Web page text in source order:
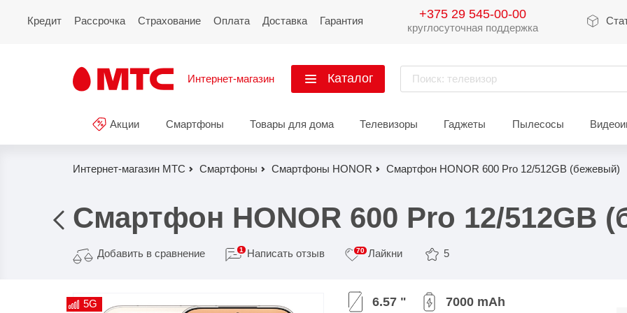
Кредит Рассрочка Страхование Оплата Доставка Гарантия +375 29 545-00-00
круглосуточная поддержка
Интернет-магазин Каталог Поиск: телевизор
Акции
Смартфоны
Смартфоны
Xiaomi 15
Xiaomi 14
Redmi 15
Redmi Note 15
Redmi 14
Показать еще
iPhone 16
iPhone 15
Показать еще
Galaxy
Galaxy
Восстановленные
смартфоны
Акции Смартфоны Товары для дома Телевизоры Гаджеты Пылесосы
Интернет-магазин МТС Смартфоны Смартфоны HONOR Смартфон HONOR 600 Pro 12/512GB (бежевый)
Смартфон HONOR 600 Pro 12/512GB
Добавить в сравнение 1 Написать отзыв 70 Лайкни 5
5G 6.57 " 7000 mAh